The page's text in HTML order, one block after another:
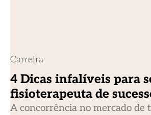
Carreira
4 Dicas infalíveis para
fisioterapeuta de
A concorrência no mercado de